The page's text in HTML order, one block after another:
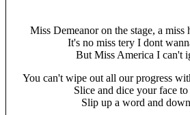
Miss Demeanor on the stage, a
It's no miss tery I dont
But Miss America I can't
You can't wipe out all our progress
Slice and dice your face
Slip up a word and